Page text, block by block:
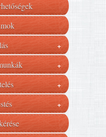
+
+
+
+